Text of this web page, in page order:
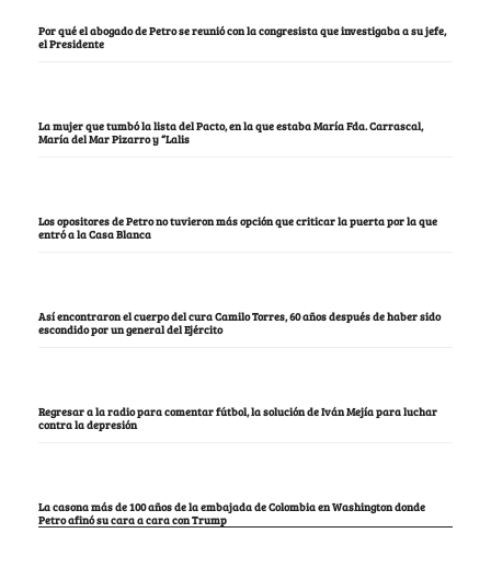
Por qué el abogado de Petro se reunió con la congresista que investigaba a su jefe,
el Presidente
La mujer que tumbó la lista del Pacto, en la que estaba María Fda. Carrascal,
María del Mar Pizarro y “Lalis
Los opositores de Petro no tuvieron más opción que criticar la puerta por la que
entró a la Casa Blanca
Así encontraron el cuerpo del cura Camilo Torres, 60 años después de haber sido
escondido por un general del Ejército
Regresar a la radio para comentar fútbol, la solución de Iván Mejía para luchar
contra la depresión
La casona más de 100 años de la embajada de Colombia en Washington donde
Petro afinó su cara a cara con Trump